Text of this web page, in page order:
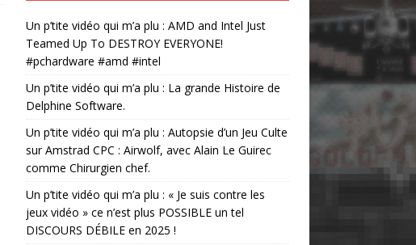
Un p’tite vidéo qui m’a plu : AMD and Intel Just
Teamed Up To DESTROY EVERYONE!
#pchardware #amd #intel
Un p’tite vidéo qui m’a plu : La grande Histoire de
Delphine Software.
Un p’tite vidéo qui m’a plu : Autopsie d’un Jeu Culte
sur Amstrad CPC : Airwolf, avec Alain Le Guirec
comme Chirurgien chef.
Un p’tite vidéo qui m’a plu : « Je suis contre les
jeux vidéo » ce n’est plus POSSIBLE un tel
DISCOURS DÉBILE en 2025 !